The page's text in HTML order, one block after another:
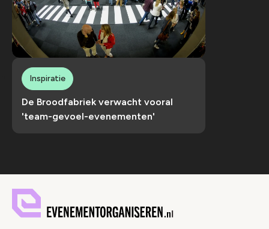
De Broodfabriek verwacht vooral
'team-gevoel-evenementen'
Inspiratie